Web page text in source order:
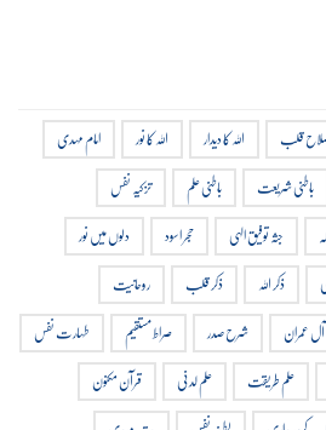
قلب اللہ کا دیدار اللہ کا نور
امام مہدی
باطنی شریعت باطنی علم
تزکیہ نفس
جثہ توفیق الہی حجر اسود
دلوں میں نور
ذکر اللہ ذکر قلب
روحانیت
عمران شرح صدر صراط مستقیم
طہارت نفس
علم طریقت علم لدنی
قرآن مکنون